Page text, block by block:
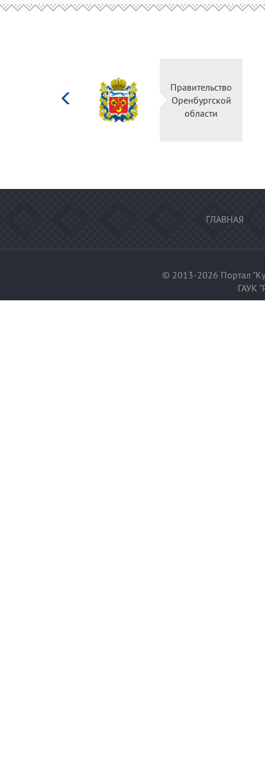
Министерство
культуры
Российской
федерации
ГЛАВНАЯ
© 2013-2026 Портал
ГАУК